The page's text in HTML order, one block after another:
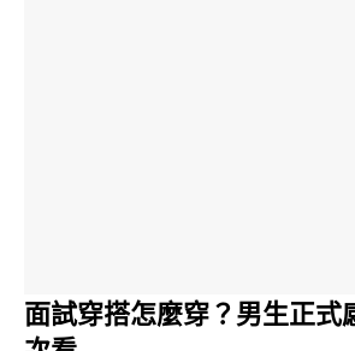
面試穿搭怎麼穿？男生正式